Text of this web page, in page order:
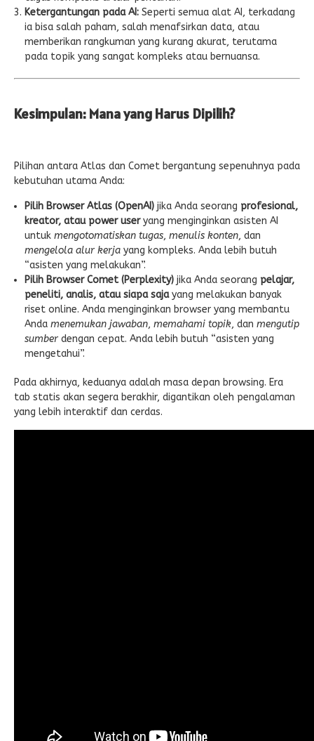
Ketergantungan pada AI: Seperti semua alat AI, terkadang
ia bisa salah paham, salah menafsirkan data, atau
memberikan rangkuman yang kurang akurat, terutama
pada topik yang sangat kompleks atau bernuansa.
Kesimpulan: Mana yang Harus Dipilih?
Pilihan antara Atlas dan Comet bergantung sepenuhnya pada
kebutuhan utama Anda:
Pilih Browser Atlas (OpenAI) jika Anda seorang profesional,
kreator, atau power useryang menginginkan asisten AI
untuk mengotomatiskan tugas, menulis konten, dan
mengelola alur kerja yang kompleks. Anda lebih butuh
“asisten yang melakukan”.
Pilih Browser Comet (Perplexity) jika Anda seorang pelajar,
peneliti, analis, atau siapa sajayang melakukan banyak
riset online. Anda menginginkan browser yang membantu
Anda menemukan jawaban, memahami topik, dan mengutip
sumber dengan cepat. Anda lebih butuh “asisten yang
mengetahui”.
Pada akhirnya, keduanya adalah masa depan browsing. Era
tab statis akan segera berakhir, digantikan oleh pengalaman
yang lebih interaktif dan cerdas.